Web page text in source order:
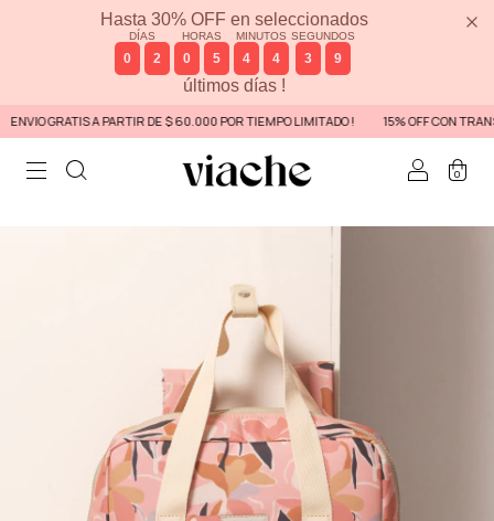
Hasta 30% OFF en seleccionados
DÍAS
0 2
HORAS
0 5
MINUTOS
4 4
SEGUNDOS
3 9
últimos días !
GRATIS A PARTIR DE $ 60.000 POR TIEMPO LIMITADO ! 15% OFF CON
0